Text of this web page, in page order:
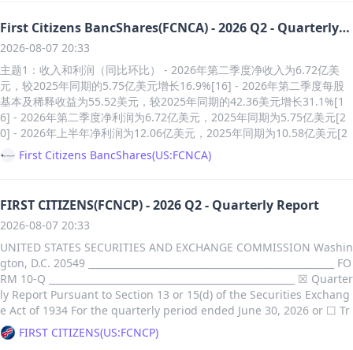
1.21亿美元普通股[476] 主题7：收入和利润（同比环比） - 2026年第二
季度，归属于AGL的GAAP净收入为3900万美元，每股稀释收益0.88美
整后经营收入为5500万美元，每股稀释收益1.23美元，而2025年同期为
5000万美元和1.01美元[481] - 2026年第二季度调整后营业收入为5500
万美元，2025年同期为5000万美元，增长主要由于损失费用减少2400万
美元及净赚保费和信用衍生品收入增加1400万美元[490] - 2026年上半年
调整后营业收入为1.7亿美元，2025年同期为2.12亿美元，下降主要因20
25年LBIE诉讼相关收益1.03亿美元及权益法投资收益减少3600万美元[49
度调整后营业收入为5500万美元，每股摊薄收益1.23美元，高于2025年
同期的5000万美元和1.01美元[585] - 2026年上半年调整后营业收入为1.
7亿美元，每股摊薄收益3.74美元，低于2025年同期的2.12亿美元和4.21
美元[585] 主题8：成本和费用 - 2026年第二季度，损失和损失调整费用
（LAE）为400万美元，远低于2025年同期的2800万美元[484] - 2026年
上半年损失及损失调整费用为2100万美元，2025年同期为6800万美元，
下降4700万美元[491] - 2026年第一季度因英国《2026年金融法案》产
生3300万美元离散税收优惠[491] - 2026年上半年业绩费（扣除相关费用
后）增加2100万美元，源于单一资产基金附带权益的支付[491] - 2026年
第二季度信用损失准备金变动为900万美元，主要与CLO权益层相关[58
季度销售额为2.0806亿美元，同比增长2.1%（去年同期为2.03728亿美
元）[15] - Industrial Technologies部门第三季度销售额为3795.6万美
元，同比下降56.8%（去年同期为8790.1万美元）[15] - Brand Solution
s部门第三季度销售额为零，去年同期为5774.8万美元[15] - 2026财年第
三季度Memorialization部门报告销售额为2.0806亿美元，按固定汇率计
算为2.07603亿美元[25] - 2026财年第三季度Industrial Technologies
部门报告销售额为3795.6万美元，按固定汇率计算为3770.2万美元[25]
主题3：管理层讨论和指引 - 公司下调2026财年调整后EBITDA指引至1.5
8亿至1.62亿美元，包含Propelis约40%份额[2] - 工程业务宣布重组行
整后EBITDA约1000万美元，公司40%份额预估为1270万美元[7][8] - 第
三季度收到Propelis优先股权赎回现金2500万美元，主要用于偿还债务
美元[3] - 截至2026年6月30日，公司总资产为15.05516亿美元，较2025
年9月30日的16.94442亿美元下降11.1%[16] - 公司前九个月经营活动产
生的净现金流为负6954.7万美元，去年同期为负3388.1万美元[17] - 202
6财年第三季度与特斯拉（Tesla）持续诉讼相关的法律费用为777.2万美
元，2025财年同期为579.5万美元[24] - 截至2026年6月30日，公司总债
务为5.67263亿美元，净债务为5.29661亿美元[27] - 截至2026年6月30
First Citizens BancShares(FCNCA) - 2026 Q2 - Quarterly
Report
2026-08-07 20:33
主题1：收入和利润（同比环比） - 2026年第二季度净收入为6.72亿美
元，较2025年同期的5.75亿美元增长16.9%[16] - 2026年第二季度每股
基本及稀释收益为55.52美元，较2025年同期的42.36美元增长31.1%[1
6] - 2026年第二季度净利润为6.72亿美元，2025年同期为5.75亿美元[2
0] - 2026年上半年净利润为12.06亿美元，2025年同期为10.58亿美元[2
4] - 2026年第二季度基本及稀释后每股收益为55.52美元，2025年同期为
42.36美元[184] - 2026年第二季度净利润为6.72亿美元，2025年同期为
ncShares总营收为24.32亿美元，较2025年同期的23.73亿美元增长2.
5%[207] - 2026年上半年，BancShares净收入为12.06亿美元，较2025
年同期的10.58亿美元增长14.0%[208] 主题2：成本和费用 - 2026年第二
季度非利息支出为15.51亿美元，较2025年同期的15.00亿美元增长3.4%
[16] - 2026年第二季度信贷损失准备为负1000万美元（收益），而2025
年同期为1.15亿美元（费用）[16] - 2026年上半年信贷损失拨备为6200
万美元，2025年同期为2.69亿美元[24] - 2026年第二季度信贷损失拨备
为负1000万美元，而2025年同期为正1.15亿美元，主要由于表外信贷敞
口拨备减少4400万美元[106] - 2026年上半年信贷损失拨备总额为6200
First Citizens BancShares(US:FCNCA)
FIRST CITIZENS(FCNCP) - 2026 Q2 - Quarterly Report
2026-08-07 20:33
UNITED STATES SECURITIES AND EXCHANGE COMMISSION Washin
gton, D.C. 20549 ____________________________________________________ FO
RM 10-Q ____________________________________________________ ☒ Quarter
ly Report Pursuant to Section 13 or 15(d) of the Securities Exchang
e Act of 1934 For the quarterly period ended June 30, 2026 or ☐ Tr
ansition Report Pursuant to Section 13 or 15(d) of the Securities Ex
change Act of 1934 Commission File Number: 001-16715 First Citiz
FIRST CITIZENS(US:FCNCP)